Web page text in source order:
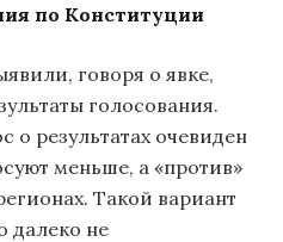
по Конституции
говоря о явке,
голосования.
о результатах очевиден
меньше, а «против»
Такой вариант
далеко не